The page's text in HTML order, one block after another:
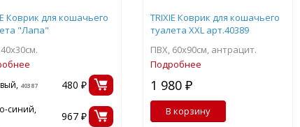
Коврик для кошачьего
"Лапа"
40387 480 ₽
синий, 967 ₽
TRIXIE Коврик для кошачьего
туалета XXL арт.40389
ПВХ, 60х90см, антрацит.
Подробнее
1 980 ₽
В корзину